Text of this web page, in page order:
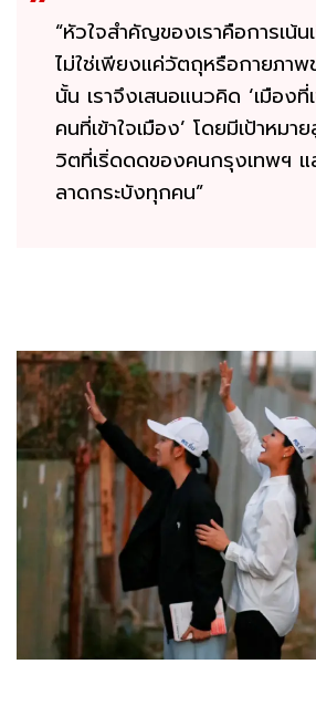
“หัวใจสำคัญของเราคือการเน้น
ไม่ใช่เพียงแค่วัตถุหรือกายภา
นั้น เราจึงเสนอแนวคิด ‘เมืองที่
คนที่เข้าใจเมือง’ โดยมีเป้าหม
วิตที่เริ่ดดดของคนกรุงเทพฯ แ
ลาดกระบังทุกคน”